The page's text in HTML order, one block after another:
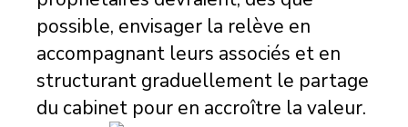
possible, envisager la relève en
accompagnant leurs associés et en
structurant graduellement le partage
du cabinet pour en accroître la valeur.